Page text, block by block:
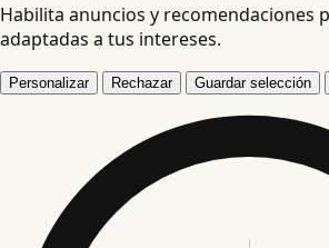
Habilita anuncios y recomendaciones
adaptadas a tus intereses.
Personalizar Rechazar Guardar selección